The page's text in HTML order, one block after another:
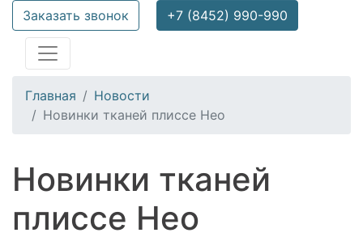
Заказать звонок +7 (8452) 990-990
Главная
Новости
Новинки тканей плиссе Нео
Новинки тканей
плиссе Нео